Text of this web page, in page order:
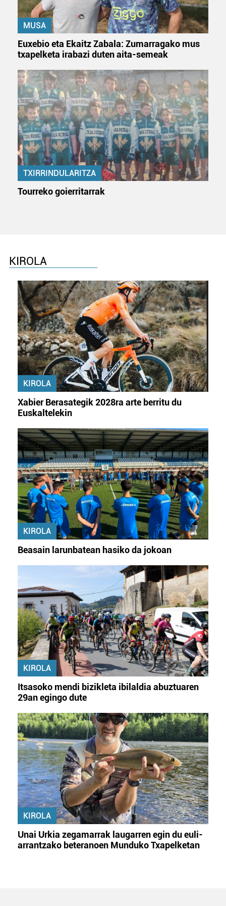
Webgune honek cookie propioak eta hirugarrenen cookie-
zerbitzuak hobetzeko asmoz, cookie teknologiaz
baliatzen gara. Ohar hau onartuz gero, teknologia hori
erabiltzeko baimen esplizitua ematen diguzu.Gehiago
irakurri
MUSA
Euxebio eta Ekaitz Zabala: Zumarragako mus
txapelketa irabazi duten aita-semeak
TXIRRINDULARITZA
Tourreko goierritarrak
KIROLA
KIROLA
Xabier Berasategik 2028ra arte berritu du
Euskaltelekin
KIROLA
Beasain larunbatean hasiko da jokoan
KIROLA
Itsasoko mendi bizikleta ibilaldia abuztuaren
29an egingo dute
KIROLA
Unai Urkia zegamarrak laugarren egin du euli-
arrantzako beteranoen Munduko Txapelketan